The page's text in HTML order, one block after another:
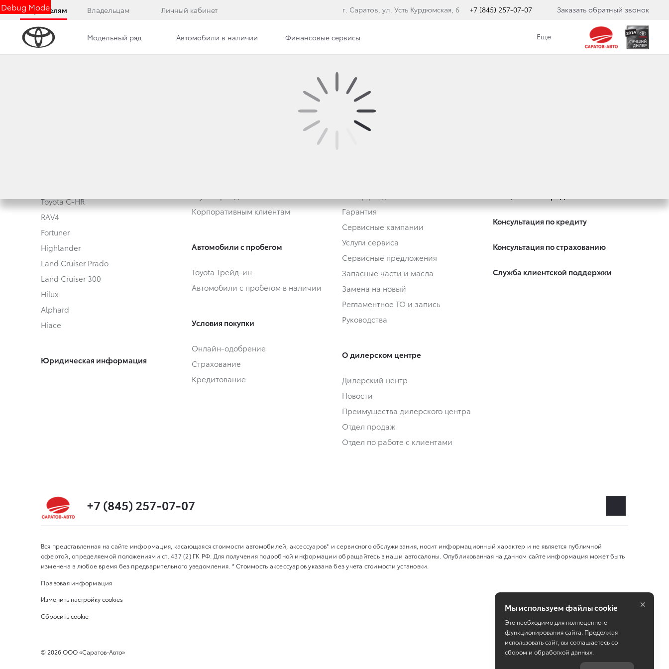
Debug Mode
Покупателям Владельцам Личный кабинет г. Саратов, ул. Усть Курдюмская, 6 +7 (845) 257-07-07 Заказать обратный звонок
Модельный ряд Автомобили в наличии Финансовые сервисы Еще
Toyota C-HR
RAV4
Fortuner
Highlander
Land Cruiser Prado
Land Cruiser 300
Hilux
Alphard
Hiace
Юридическая информация
Обработка персональных данных
Корпоративным клиентам
Автомобили с пробегом
Toyota Трейд-ин
Автомобили с пробегом в наличии
Условия покупки
Онлайн-одобрение
Страхование
Кредитование
Гарантия
Сервисные кампании
Услуги сервиса
Сервисные предложения
Запасные части и масла
Замена на новый
Регламентное ТО и запись
Руководства
О дилерском центре
Дилерский центр
Новости
Преимущества дилерского центра
Отдел продаж
Отдел по работе с клиентами
Консультация по кредиту
Консультация по страхованию
Служба клиентской поддержки
+7 (845) 257-07-07
Вся представленная на сайте информация, касающаяся стоимости автомобилей, аксессуаров* и сервисного обслуживания, носит информационный характер и не является публичной
офертой, определяемой положениями ст. 437 (2) ГК РФ. Для получения подробной информации обращайтесь в наши автосалоны. Опубликованная на данном сайте информация может быть
изменена в любое время без предварительного уведомления. * Стоимость аксессуаров указана без учета стоимости установки.
Правовая информация
Изменить настройку cookies
Сбросить cookie
©2026ООО «Саратов-Авто» Работает на технологияхTradeDealer
Мы используем файлы cookie
Это необходимо для полноценного
функционирования сайта. Продолжая
использовать сайт, вы соглашаетесь со
сбором и обработкой данных.
×